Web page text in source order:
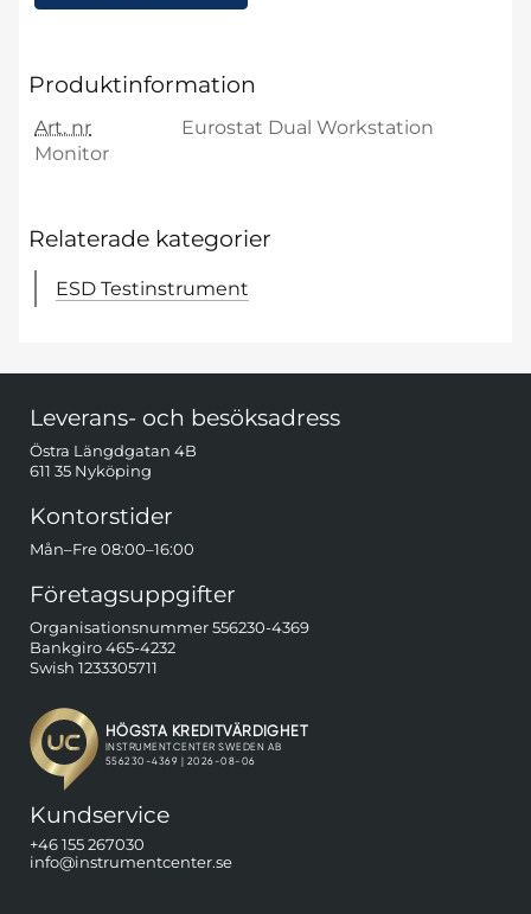
Produktinformation
Art. nr
Eurostat Dual Workstation
Monitor
Relaterade kategorier
ESD Testinstrument
Leverans- och besöksadress
Östra Längdgatan 4B
611 35 Nyköping
Kontorstider
Mån–Fre 08:00–16:00
Företagsuppgifter
Organisationsnummer 556230-4369
Bankgiro 465-4232
Swish 1233305711
Kundservice
+46 155 267030
info@instrumentcenter.se